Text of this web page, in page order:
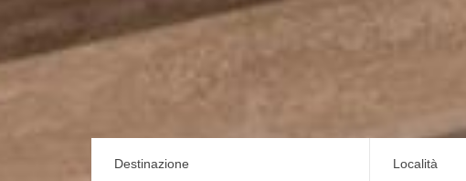
Destinazione Località